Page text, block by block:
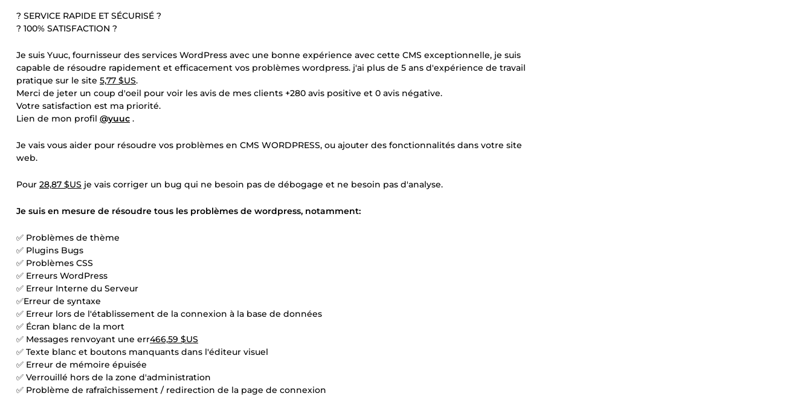
? SERVICE RAPIDE ET SÉCURISÉ ?
? 100% SATISFACTION ?
Je suis Yuuc, fournisseur des services WordPress avec une bonne expérience avec cette CMS exceptionnelle, je suis
capable de résoudre rapidement et efficacement vos problèmes wordpress. j'ai plus de 5 ans d'expérience de travail
pratique sur le site 5,77 $US.
Merci de jeter un coup d'oeil pour voir les avis de mes clients +280 avis positive et 0 avis négative.
Votre satisfaction est ma priorité.
Lien de mon profil @yuuc .
Je vais vous aider pour résoudre vos problèmes en CMS WORDPRESS, ou ajouter des fonctionnalités dans votre site
web.
Pour 28,87 $US je vais corriger un bug qui ne besoin pas de débogage et ne besoin pas d'analyse.
Je suis en mesure de résoudre tous les problèmes de wordpress, notamment:
✅ Problèmes de thème
✅ Plugins Bugs
✅ Problèmes CSS
✅ Erreurs WordPress
✅ Erreur Interne du Serveur
✅Erreur de syntaxe
✅ Erreur lors de l'établissement de la connexion à la base de données
✅ Écran blanc de la mort
✅ Messages renvoyant une err466,59 $US
✅ Texte blanc et boutons manquants dans l'éditeur visuel
✅ Erreur de mémoire épuisée
✅ Verrouillé hors de la zone d'administration
✅ Problème de rafraîchissement / redirection de la page de connexion